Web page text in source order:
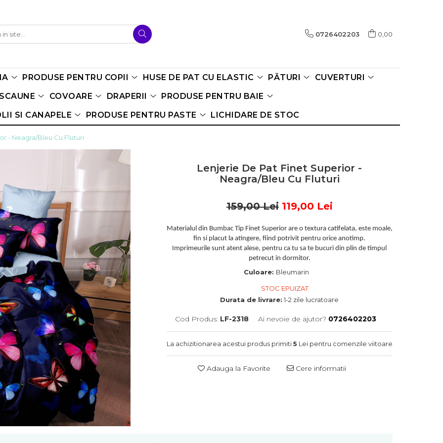
0726402203 0,00
PRODUSE PENTRU COPII HUSE DE PAT CU ELASTIC PĂTURI
CUVERTURI
COVOARE DRAPERII
PRODUSE PENTRU BAIE
SI CANAPELE PRODUSE PENTRU PASTE LICHIDARE DE STOC
- Neagra/Bleu Cu Fluturi
Lenjerie De Pat Finet Superior -
Neagra/Bleu Cu Fluturi
159,00 Lei 119,00 Lei
Materialul din Bumbac Tip Finet Superior are o textura catifelata, este moale,
fin si placut la atingere, fiind potrivit pentru orice anotimp.
Imprimeurile sunt atent alese, pentru ca tu sa te bucuri din plin de timpul
petrecut in dormitor.
Culoare: Bleumarin
STOC EPUIZAT
Durata de livrare: 1-2 zile lucratoare
Cod Produs: LF-2318 Ai nevoie de ajutor? 0726402203
La achizitionarea acestui produs primiti5 Lei pentru comenzile viitoare
Adauga la Favorite Cere informatii